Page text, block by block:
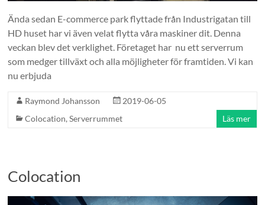
Ända sedan E-commerce park flyttade från Industrigatan till
HD huset har vi även velat flytta våra maskiner dit. Denna
veckan blev det verklighet. Företaget har nu ett serverrum
som medger tillväxt och alla möjligheter för framtiden. Vi kan
nu erbjuda
Raymond Johansson
2019-06-05
Colocation,Serverrummet Läs mer
Colocation